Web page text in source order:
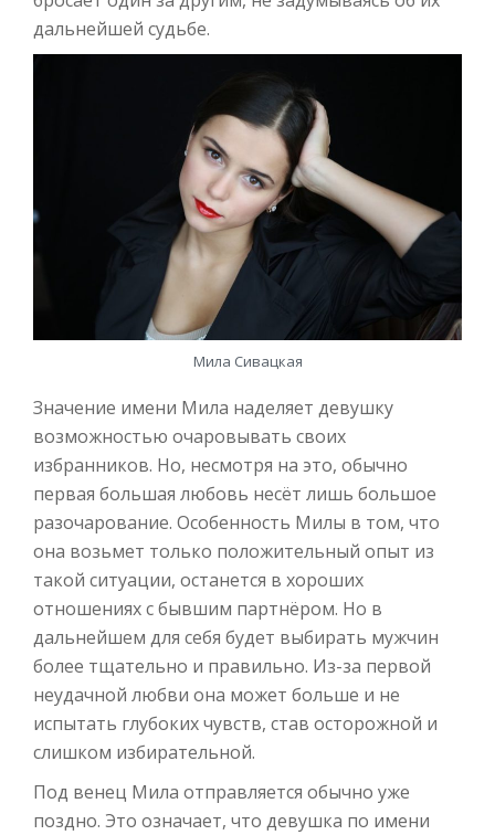
дальнейшей судьбе.
Мила Сивацкая
Значение имени Мила наделяет девушку
возможностью очаровывать своих
избранников. Но, несмотря на это, обычно
первая большая любовь несёт лишь большое
разочарование. Особенность Милы в том, что
она возьмет только положительный опыт из
такой ситуации, останется в хороших
отношениях с бывшим партнёром. Но в
дальнейшем для себя будет выбирать мужчин
более тщательно и правильно. Из-за первой
неудачной любви она может больше и не
испытать глубоких чувств, став осторожной и
слишком избирательной.
Под венец Мила отправляется обычно уже
поздно. Это означает, что девушка по имени